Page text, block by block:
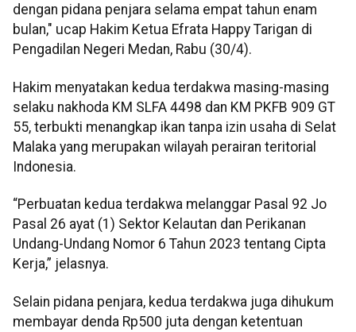
dengan pidana penjara selama empat tahun enam
bulan," ucap Hakim Ketua Efrata Happy Tarigan di
Pengadilan Negeri Medan, Rabu (30/4).
Hakim menyatakan kedua terdakwa masing-masing
selaku nakhoda KM SLFA 4498 dan KM PKFB 909 GT
55, terbukti menangkap ikan tanpa izin usaha di Selat
Malaka yang merupakan wilayah perairan teritorial
Indonesia.
“Perbuatan kedua terdakwa melanggar Pasal 92 Jo
Pasal 26 ayat (1) Sektor Kelautan dan Perikanan
Undang-Undang Nomor 6 Tahun 2023 tentang Cipta
Kerja,” jelasnya.
Selain pidana penjara, kedua terdakwa juga dihukum
membayar denda Rp500 juta dengan ketentuan